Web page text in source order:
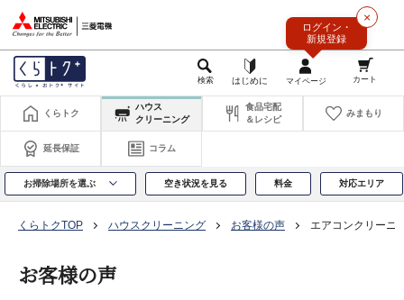
×
ログイン・
新規登録
くらトク
ハウス
クリーニング
食品宅配
＆レシピ
みまもり
延長保証 コラム
お掃除場所を選ぶ 空き状況を見る 料金 対応エリア
くらトクTOP ハウスクリーニング お客様の声 エアコンクリーニ
お客様の声